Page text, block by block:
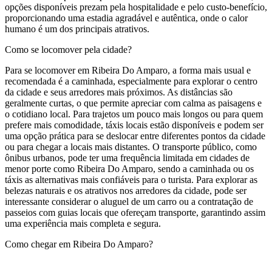
opções disponíveis prezam pela hospitalidade e pelo custo-benefício,
proporcionando uma estadia agradável e autêntica, onde o calor
humano é um dos principais atrativos.
Como se locomover pela cidade?
Para se locomover em Ribeira Do Amparo, a forma mais usual e
recomendada é a caminhada, especialmente para explorar o centro
da cidade e seus arredores mais próximos. As distâncias são
geralmente curtas, o que permite apreciar com calma as paisagens e
o cotidiano local. Para trajetos um pouco mais longos ou para quem
prefere mais comodidade, táxis locais estão disponíveis e podem ser
uma opção prática para se deslocar entre diferentes pontos da cidade
ou para chegar a locais mais distantes. O transporte público, como
ônibus urbanos, pode ter uma frequência limitada em cidades de
menor porte como Ribeira Do Amparo, sendo a caminhada ou os
táxis as alternativas mais confiáveis para o turista. Para explorar as
belezas naturais e os atrativos nos arredores da cidade, pode ser
interessante considerar o aluguel de um carro ou a contratação de
passeios com guias locais que ofereçam transporte, garantindo assim
uma experiência mais completa e segura.
Como chegar em Ribeira Do Amparo?